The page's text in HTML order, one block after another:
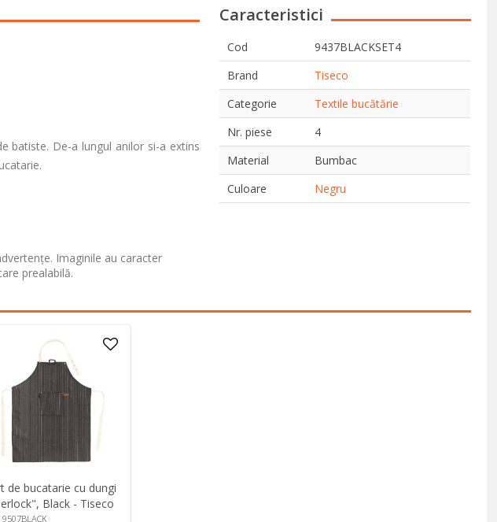
batiste. De-a lungul anilor si-a extins
Caracteristici
Cod
9437BLACKSET4
Brand
Tiseco
Categorie
Textile bucătărie
Nr. piese
4
Material
Bumbac
Culoare
Negru
Imaginile au caracter
prealabilă.
de bucatarie cu dungi
Black - Tiseco
9507BLACK